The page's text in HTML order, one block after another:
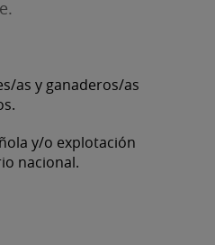
as y ganaderos/as
y/o explotación
nacional.